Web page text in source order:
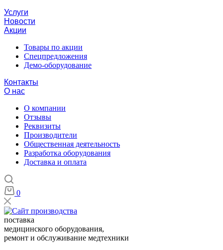
Услуги
Новости
Акции
Товары по акции
Спецпредложения
Демо-оборудование
Контакты
О нас
О компании
Отзывы
Реквизиты
Производители
Общественная деятельность
Разработка оборудования
Доставка и оплата
0
поставка
медицинского оборудования,
ремонт и обслуживание медтехники